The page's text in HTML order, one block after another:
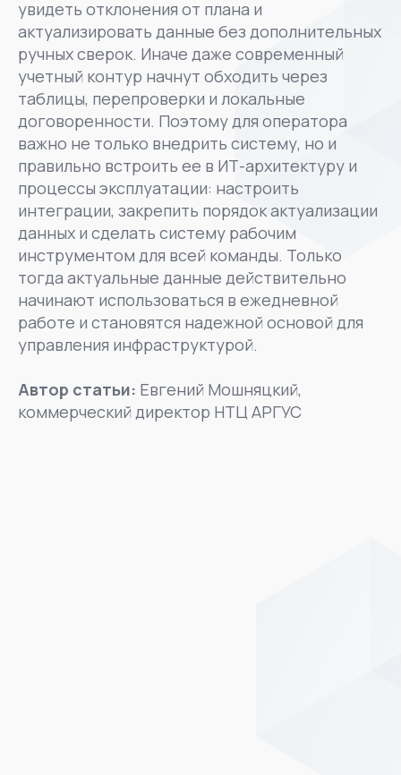
увидеть отклонения от плана и
актуализировать данные без дополнительных
ручных сверок. Иначе даже современный
учетный контур начнут обходить через
таблицы, перепроверки и локальные
договоренности. Поэтому для оператора
важно не только внедрить систему, но и
правильно встроить ее в ИТ-архитектуру и
процессы эксплуатации: настроить
интеграции, закрепить порядок актуализации
данных и сделать систему рабочим
инструментом для всей команды. Только
тогда актуальные данные действительно
начинают использоваться в ежедневной
работе и становятся надежной основой для
управления инфраструктурой.
Автор статьи: Евгений Мошняцкий,
коммерческий директор НТЦ АРГУС